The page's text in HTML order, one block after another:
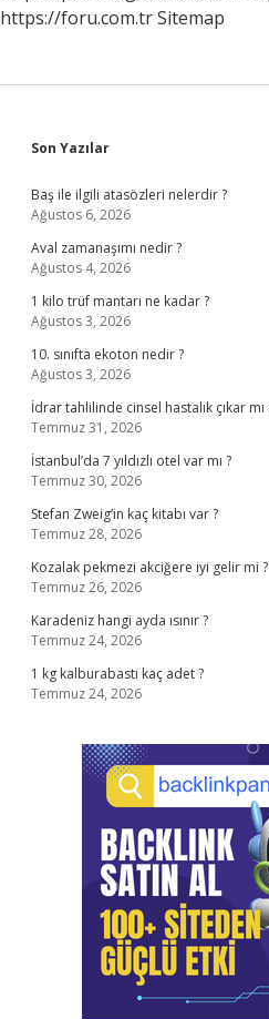
https://foru.com.trSitemap
Sidebar
Son Yazılar
Baş ile ilgili atasözleri nelerdir ?
Ağustos 6, 2026
Aval zamanaşımı nedir ?
Ağustos 4, 2026
1 kilo trüf mantarı ne kadar ?
Ağustos 3, 2026
10. sınıfta ekoton nedir ?
Ağustos 3, 2026
İdrar tahlilinde cinsel hastalık çıkar mı
Temmuz 31, 2026
İstanbul’da 7 yıldızlı otel var mı ?
Temmuz 30, 2026
Stefan Zweig’in kaç kitabı var ?
Temmuz 28, 2026
Kozalak pekmezi akciğere iyi gelir mi ?
Temmuz 26, 2026
Karadeniz hangi ayda ısınır ?
Temmuz 24, 2026
1 kg kalburabastı kaç adet ?
Temmuz 24, 2026